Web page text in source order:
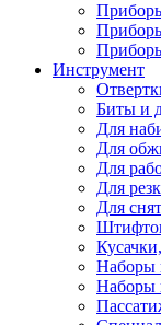
Инструмент
Биты и
Для
Для
Для
Для
Для
Наборы
Наборы